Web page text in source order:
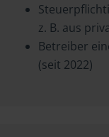
z. B. aus
Betreiber
(seit 2022)